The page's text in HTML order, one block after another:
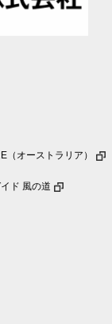
（オーストラリア）
ド 風の道